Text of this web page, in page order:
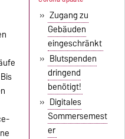
» Zugang zu
Gebäuden
eingeschränkt
» Blutspenden
dringend
benötigt!
» Digitales
Sommersemest
er